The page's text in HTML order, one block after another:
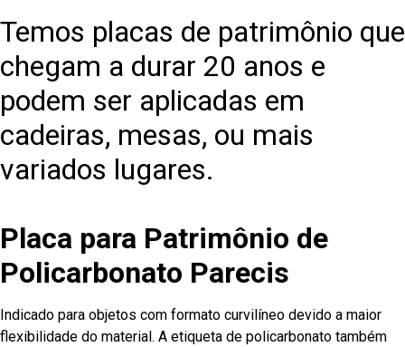
Temos placas de patrimônio que
chegam a durar 20 anos e
podem ser aplicadas em
cadeiras, mesas, ou mais
variados lugares.
Placa para Patrimônio de
Policarbonato Parecis
Indicado para objetos com formato curvilíneo devido a maior
flexibilidade do material. A etiqueta de policarbonato também